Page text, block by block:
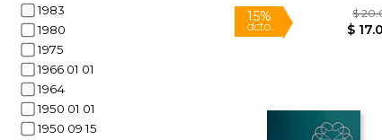
1983
1980
1975
1966 01 01
1964
1950 01 01
1950 09 15